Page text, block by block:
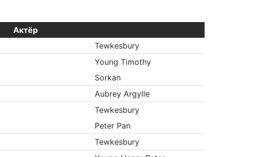
Актёр
Tewkesbury
Young Timothy
Sorkan
Aubrey Argylle
Tewkesbury
Peter Pan
Tewkesbury